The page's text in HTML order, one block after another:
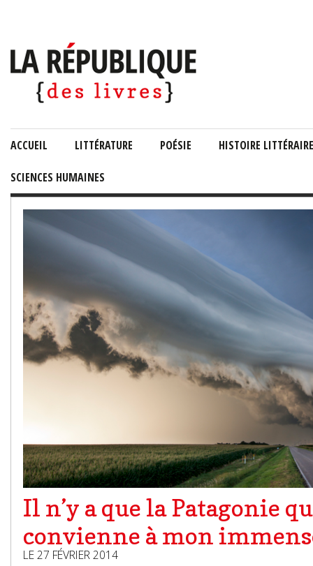
ACCUEIL LITTÉRATURE POÉSIE HISTOIRE LITTÉRAIRE
SCIENCES HUMAINES
Il n’y a que la Patagonie
convienne à mon
LE 27 FÉVRIER 2014